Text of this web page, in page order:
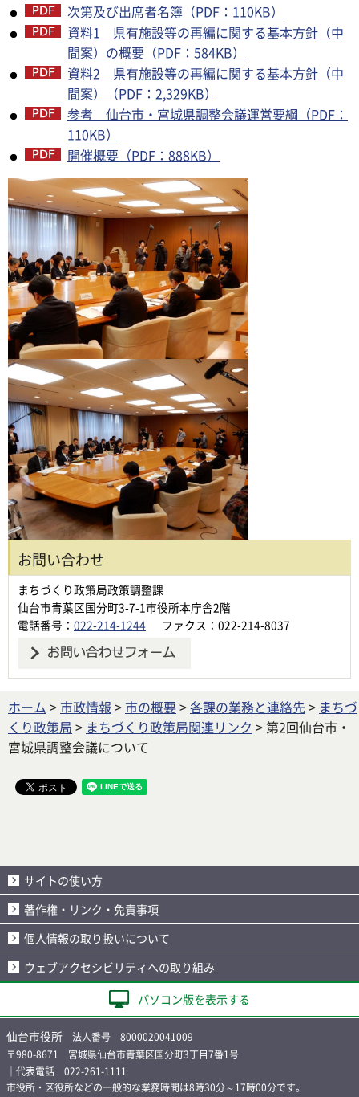
次第及び出席者名簿（PDF：110KB）
資料1 県有施設等の再編に関する基本方針（中
間案）の概要（PDF：584KB）
資料2 県有施設等の再編に関する基本方針（中
間案）（PDF：2,329KB）
参考 仙台市・宮城県調整会議運営要綱（PDF：
110KB）
開催概要（PDF：888KB）
お問い合わせ
まちづくり政策局政策調整課
仙台市青葉区国分町3-7-1市役所本庁舎2階
電話番号： 022-214-1244 ファクス：022-214-8037
ホーム >市政情報 >市の概要>各課の業務と連絡先> まちづ
くり政策局 > まちづくり政策局関連リンク > 第2回仙台市・
宮城県調整会議について
サイトの使い方
著作権・リンク・免責事項
個人情報の取り扱いについて
ウェブアクセシビリティへの取り組み
パソコン版を表示する
仙台市役所 法人番号 8000020041009
〒980-8671 宮城県仙台市青葉区国分町3丁目7番1号
｜代表電話 022-261-1111
市役所・区役所などの一般的な業務時間は8時30分～17時00分です。